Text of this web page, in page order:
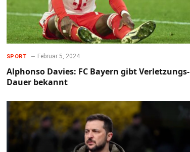
SPORT Februar 5, 2024
Alphonso Davies: FC Bayern gibt Verletzungs-
Dauer bekannt